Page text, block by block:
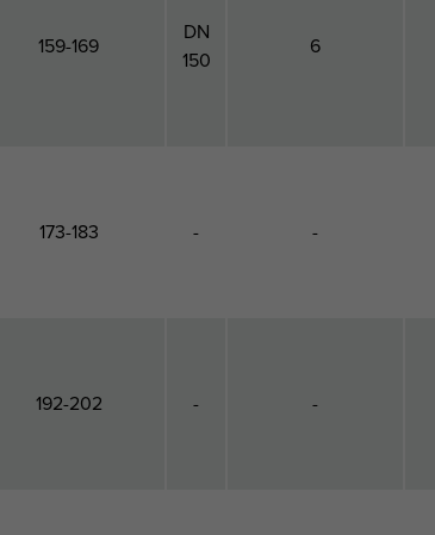
159-169
DN
150
6
173-183 - -
192-202 - -